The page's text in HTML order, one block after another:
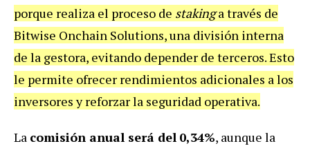
porque realiza el proceso de stakinga través de
Bitwise Onchain Solutions, una división interna
de la gestora, evitando depender de terceros. Esto
le permite ofrecer rendimientos adicionales a los
inversores y reforzar la seguridad operativa.
La comisión anual será del 0,34%, aunque la